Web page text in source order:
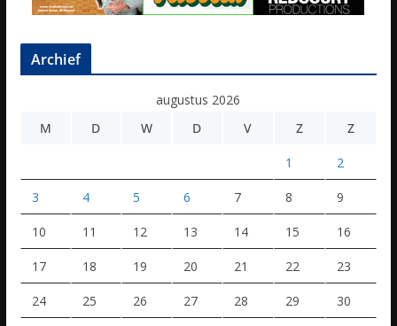
Archief
augustus 2026
M
D W D V Z Z
1 2
3 4 5 6 7 8 9
10 11 12 13 14 15 16
17 18 19 20 21 22 23
24 25 26 27 28 29 30